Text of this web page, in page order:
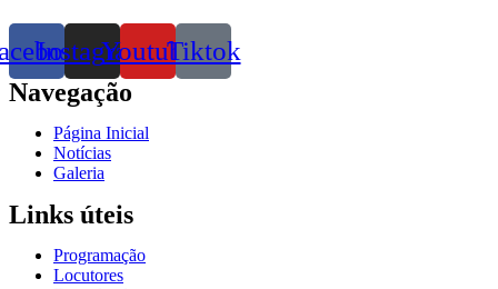
InstagramYoutubeTiktok
Navegação
Página Inicial
Notícias
Galeria
Links úteis
Programação
Locutores